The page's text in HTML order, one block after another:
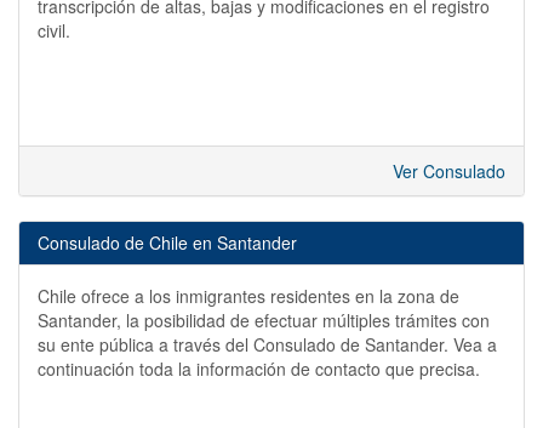
transcripción de altas, bajas y modificaciones en el registro
civil.
Ver Consulado
Consulado de Chile en Santander
Chile ofrece a los inmigrantes residentes en la zona de
Santander, la posibilidad de efectuar múltiples trámites con
su ente pública a través del Consulado de Santander. Vea a
continuación toda la información de contacto que precisa.